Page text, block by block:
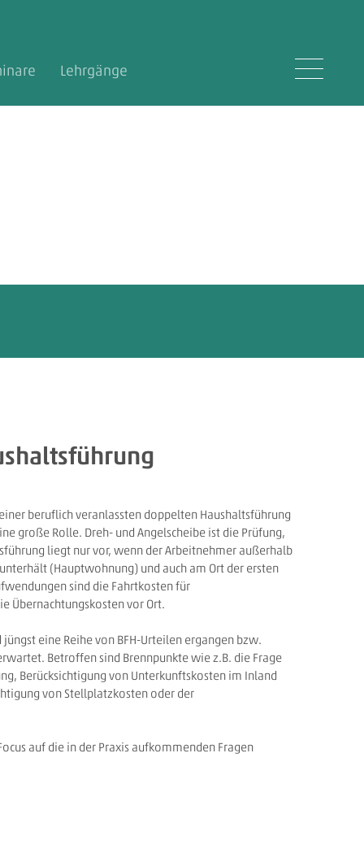
Lehrgänge
beruflich veranlassten doppelten Haushaltsführung
große Rolle. Dreh- und Angelscheibe ist die Prüfung,
liegt nur vor, wenn der Arbeitnehmer außerhalb
(Hauptwohnung) und auch am Ort der ersten
sind die Fahrtkosten für
Übernachtungskosten vor Ort.
eine Reihe von BFH-Urteilen ergangen bzw.
Betroffen sind Brennpunkte wie z.B. die Frage
Berücksichtigung von Unterkunftskosten im Inland
von Stellplatzkosten oder der
auf die in der Praxis aufkommenden Fragen